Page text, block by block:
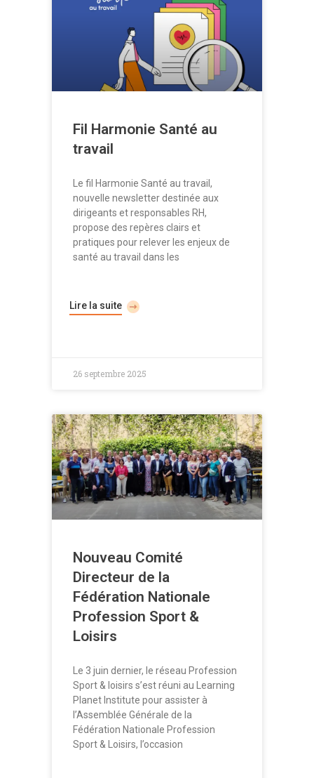
Fil Harmonie Santé au
travail
Le fil Harmonie Santé au travail,
nouvelle newsletter destinée aux
dirigeants et responsables RH,
propose des repères clairs et
pratiques pour relever les enjeux de
santé au travail dans les
Lire la suite
26 septembre 2025
Nouveau Comité
Directeur de la
Fédération Nationale
Profession Sport &
Loisirs
Le 3 juin dernier, le réseau Profession
Sport & loisirs s’est réuni au Learning
Planet Institute pour assister à
l’Assemblée Générale de la
Fédération Nationale Profession
Sport & Loisirs, l’occasion